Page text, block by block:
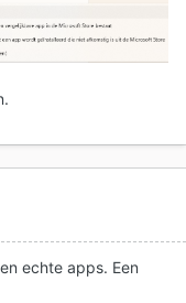
echte apps. Een